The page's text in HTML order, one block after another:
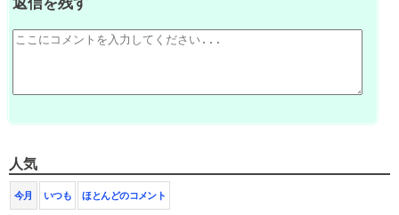
人気
今月 いつも ほとんどのコメント